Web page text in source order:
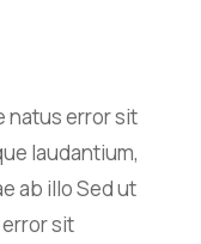
natus error sit
laudantium,
ab illo Sed ut
sit